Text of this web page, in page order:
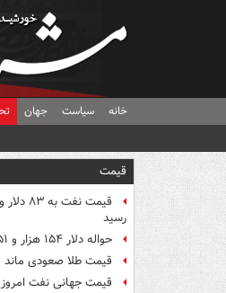
خانه سیاست جهان
قیمت
رسید
حواله دلار ۱۵۴ هزار و ۴۵۱ تومان شد
قیمت طلا صعودی ماند
قیمت جهانی نفت امروز ۱۶ مرداد